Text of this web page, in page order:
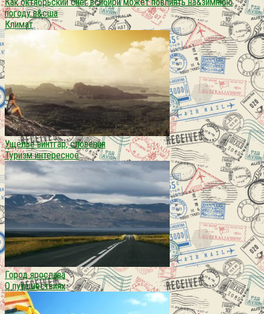
погоду в&сша
Климат
Ущелье винтгар, словения
Туризм интересное
Город ярослава
О путешествиях